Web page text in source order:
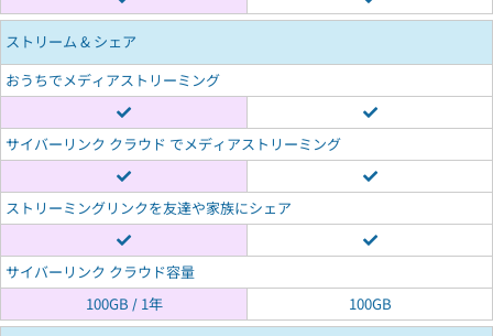
ストリーム & シェア
おうちでメディアストリーミング
サイバーリンク クラウド でメディアストリーミング
ストリーミングリンクを友達や家族にシェア
サイバーリンク クラウド容量
100GB / 1年
100GB